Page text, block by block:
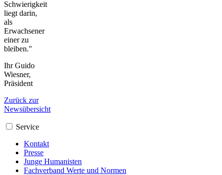
Schwierigkeit
liegt darin,
als
Erwachsener
einer zu
bleiben."
Ihr Guido
Wiesner,
Präsident
Zurück zur
Newsübersicht
Service
Kontakt
Presse
Junge Humanisten
Fachverband Werte und Normen